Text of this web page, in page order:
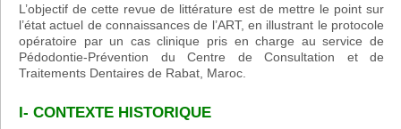
L’objectif de cette revue de littérature est de mettre le point sur
l’état actuel de connaissances de l’ART, en illustrant le protocole
opératoire par un cas clinique pris en charge au service de
Pédodontie-Prévention du Centre de Consultation et de
Traitements Dentaires de Rabat, Maroc.
I- CONTEXTE HISTORIQUE